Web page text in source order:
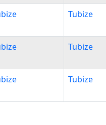
Tubize
Tubize
Tubize